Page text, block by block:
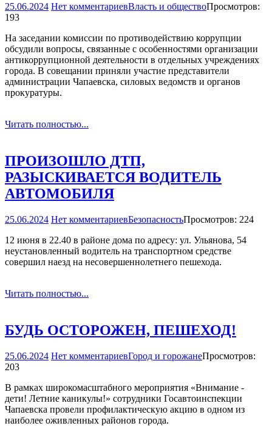
25.06.2024 Нет комментариевВласть и обществоПросмотров:
193
На заседании комиссии по противодействию коррупции
обсудили вопросы, связанные с особенностями организации
антикоррупционной деятельности в отдельных учреждениях
города. В совещании приняли участие представители
администрации Чапаевска, силовых ведомств и органов
прокуратуры.
Читать полностью...
ПРОИЗОШЛО ДТП,
РАЗЫСКИВАЕТСЯ ВОДИТЕЛЬ
АВТОМОБИЛЯ
25.06.2024 Нет комментариевБезопасностьПросмотров: 224
12 июня в 22.40 в районе дома по адресу: ул. Ульянова, 54
неустановленный водитель на транспортном средстве
совершил наезд на несовершеннолетнего пешехода.
Читать полностью...
БУДЬ ОСТОРОЖЕН, ПЕШЕХОД!
25.06.2024 Нет комментариевГород и горожанеПросмотров:
203
В рамках широкомасштабного мероприятия «Внимание -
дети! Летние каникулы!» сотрудники Госавтоинспекции
Чапаевска провели профилактическую акцию в одном из
наиболее оживленных районов города.